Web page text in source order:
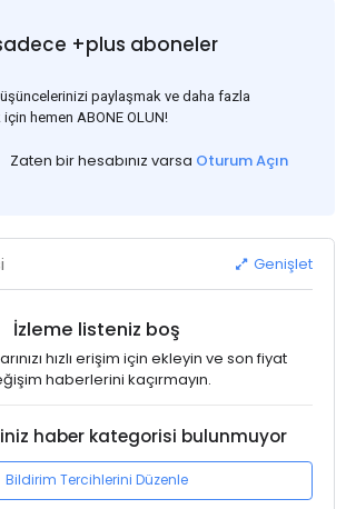
about sales of 15,000-20,000 t at $485/t
weeks ago was circulating in the market, but it
at the time of publication. This was a re-
material provided by a Russian mill.
+plus aboneler
paylaşmak ve daha fazla
hemen ABONE OLUN!
Zaten bir hesabınız varsa Oturum Açın
Genişlet
İzleme listeniz boş
hızlı erişim için ekleyin ve son fiyat
haberlerini kaçırmayın.
haber kategorisi bulunmuyor
Bildirim Tercihlerini Düzenle